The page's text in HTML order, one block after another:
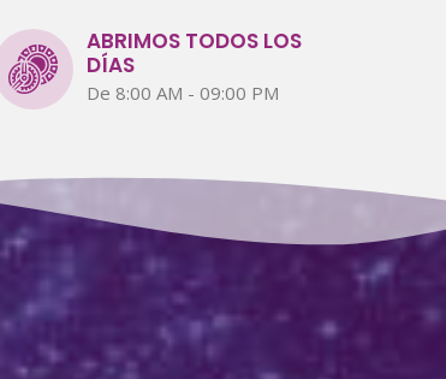
ABRIMOS TODOS LOS
DÍAS
De 8:00 AM - 09:00 PM